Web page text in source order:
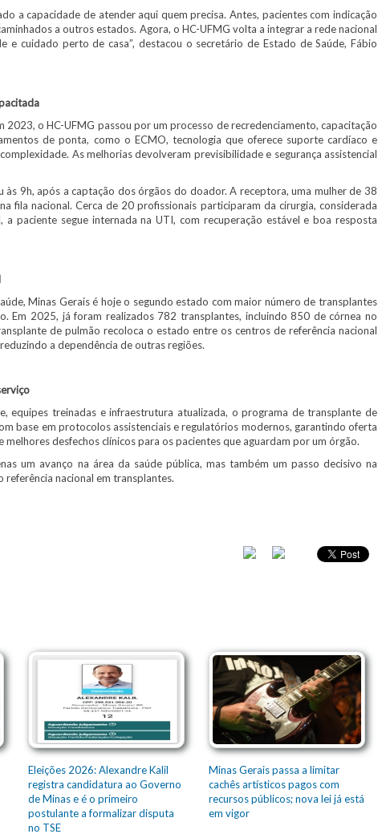
a capacidade de atender aqui quem precisa. Antes, pacientes com indicação
a outros estados. Agora, o HC-UFMG volta a integrar a rede nacional
e cuidado perto de casa”, destacou o secretário de Estado de Saúde, Fábio
2023, o HC-UFMG passou por um processo de recredenciamento, capacitação
de ponta, como o ECMO, tecnologia que oferece suporte cardíaco e
As melhorias devolveram previsibilidade e segurança assistencial
9h, após a captação dos órgãos do doador. A receptora, uma mulher de 38
fila nacional. Cerca de 20 profissionais participaram da cirurgia, considerada
a paciente segue internada na UTI, com recuperação estável e boa resposta
Minas Gerais é hoje o segundo estado com maior número de transplantes
Em 2025, já foram realizados 782 transplantes, incluindo 850 de córnea no
de pulmão recoloca o estado entre os centros de referência nacional
a dependência de outras regiões.
equipes treinadas e infraestrutura atualizada, o programa de transplante de
base em protocolos assistenciais e regulatórios modernos, garantindo oferta
desfechos clínicos para os pacientes que aguardam por um órgão.
um avanço na área da saúde pública, mas também um passo decisivo na
nacional em transplantes.
Eleições 2026: Alexandre Kalil
registra candidatura ao Governo
de Minas e é o primeiro
postulante a formalizar disputa
no TSE
Minas Gerais passa a limitar
cachês artísticos pagos com
recursos públicos; nova lei já está
em vigor